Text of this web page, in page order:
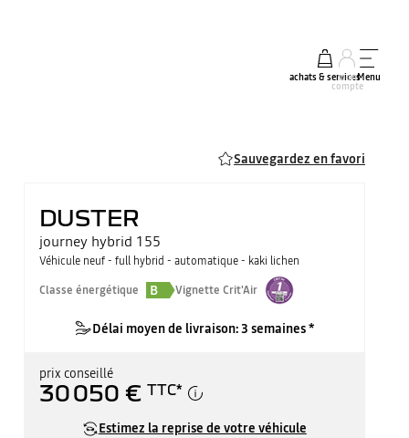
achats & services
mon
compte
Menu
Sauvegardez en favori
DUSTER
journey hybrid 155
Véhicule neuf - full hybrid - automatique - kaki lichen
Classe énergétique
B Vignette Crit'Air
Délai moyen de livraison: 3 semaines *
prix conseillé
30 050 € TTC*
Estimez la reprise de votre véhicule